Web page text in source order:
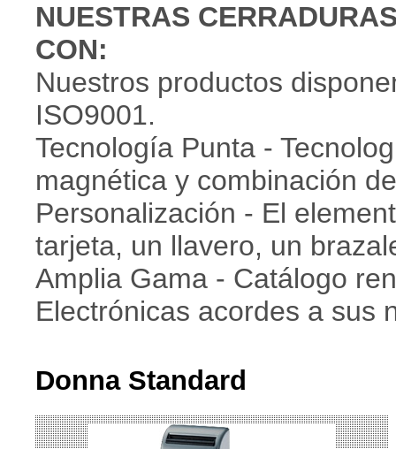
NUESTRAS
CON:
Nuestros productos
ISO9001.
Tecnología Punta -
magnética y combinación
Personalización - El
tarjeta, un llavero, un
Amplia Gama - Catálogo
Electrónicas acordes a sus
Donna Standard